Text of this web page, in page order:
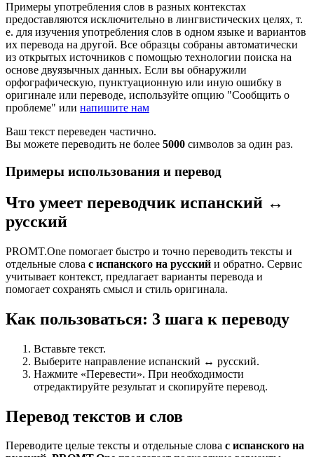
Примеры употребления слов в разных контекстах
предоставляются исключительно в лингвистических целях, т.
е. для изучения употребления слов в одном языке и вариантов
их перевода на другой. Все образцы собраны автоматически
из открытых источников с помощью технологии поиска на
основе двуязычных данных. Если вы обнаружили
орфографическую, пунктуационную или иную ошибку в
оригинале или переводе, используйте опцию "Сообщить о
проблеме" или напишите нам
Ваш текст переведен частично.
Вы можете переводить не более 5000 символов за один раз.
Примеры использования и перевод
Что умеет переводчик испанский ↔
русский
PROMT.One помогает быстро и точно переводить тексты и
отдельные слова с испанского на русский и обратно. Сервис
учитывает контекст, предлагает варианты перевода и
помогает сохранять смысл и стиль оригинала.
Как пользоваться: 3 шага к переводу
Вставьте текст.
Выберите направление испанский ↔ русский.
Нажмите «Перевести». При необходимости
отредактируйте результат и скопируйте перевод.
Перевод текстов и слов
Переводите целые тексты и отдельные слова с испанского на